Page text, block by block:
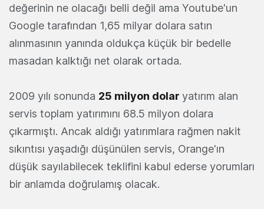
değerinin ne olacağı belli değil ama Youtube'un
Google tarafından 1,65 milyar dolara satın
alınmasının yanında oldukça küçük bir bedelle
masadan kalktığı net olarak ortada.
2009 yılı sonunda 25 milyon dolar yatırım alan
servis toplam yatırımını 68.5 milyon dolara
çıkarmıştı. Ancak aldığı yatırımlara rağmen nakit
sıkıntısı yaşadığı düşünülen servis, Orange'ın
düşük sayılabilecek teklifini kabul ederse yorumları
bir anlamda doğrulamış olacak.